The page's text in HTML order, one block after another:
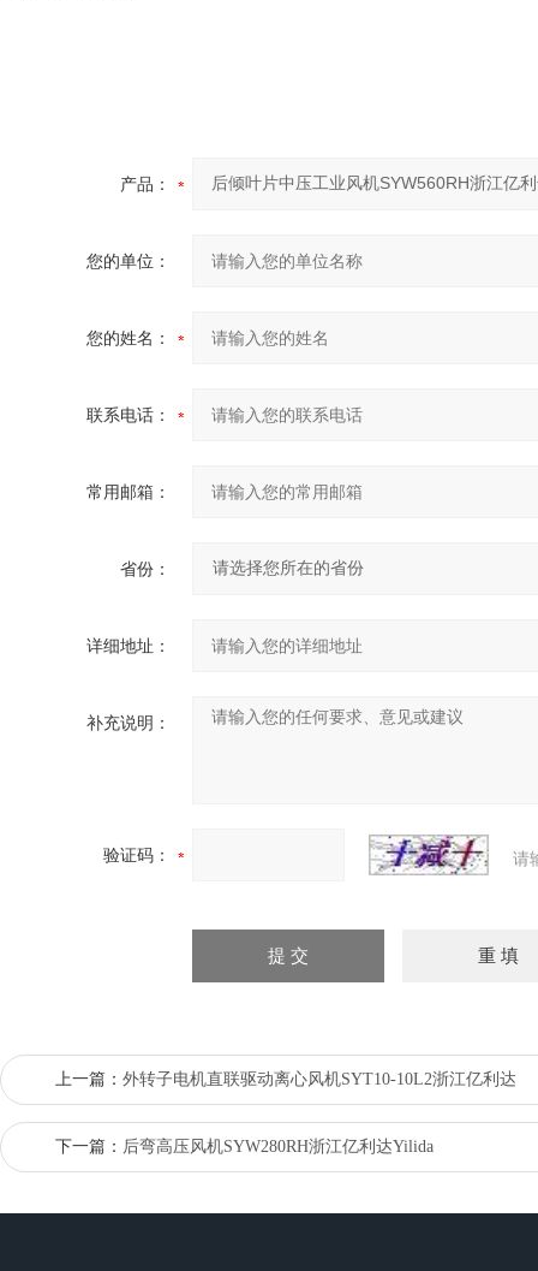
产品：
您的单位：
您的姓名：
联系电话：
常用邮箱：
省份：
详细地址：
补充说明：
验证码： 请
上一篇： 外转子电机直联驱动离心风机SYT10-10L2浙江亿利达
下一篇： 后弯高压风机SYW280RH浙江亿利达Yilida